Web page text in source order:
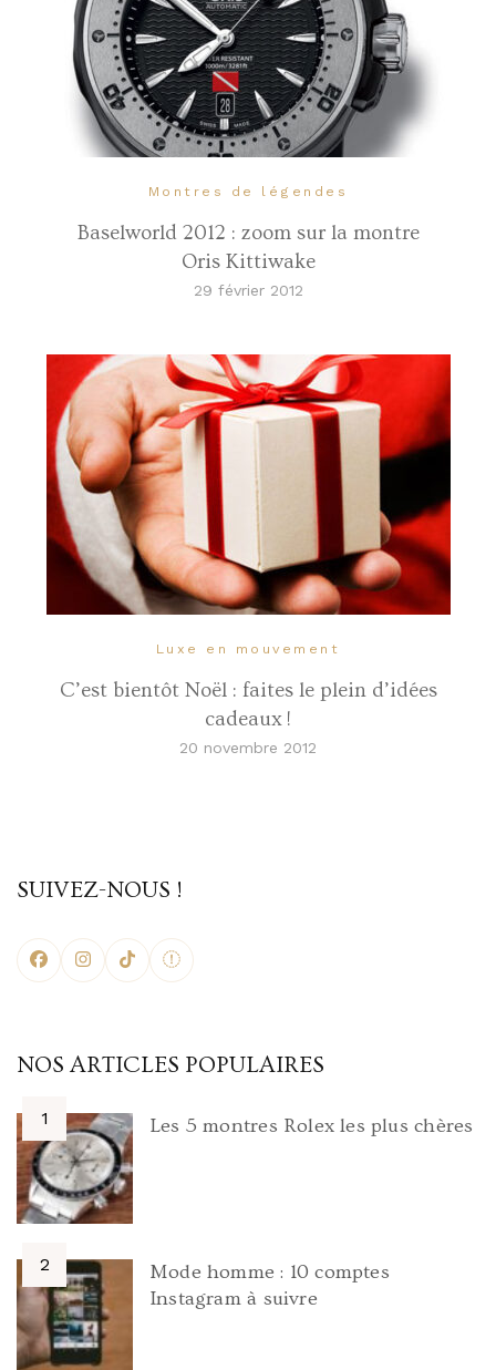
Montres de légendes
Baselworld 2012 : zoom sur la montre
Oris Kittiwake
29 février 2012
Luxe en mouvement
C’est bientôt Noël : faites le plein d’idées
cadeaux !
20 novembre 2012
SUIVEZ-NOUS !
NOS ARTICLES POPULAIRES
Les 5 montres Rolex les plus chères
Mode homme : 10 comptes
Instagram à suivre